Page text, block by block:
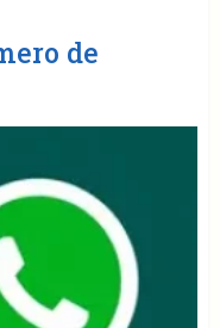
de